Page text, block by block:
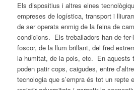
Els dispositius i altres eines
empreses de logística, transport i
de ser operats enmig de la feina de
condicions. Els treballadors han de
foscor, de la llum brillant, del fred
la humitat, de la pols, etc. En aquests
poden patir cops, caigudes, entre
tecnologia que s’empra és tot un repte